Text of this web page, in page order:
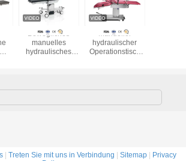
Bewegliches
manuelles
hydraulisches
großen Rädern
Manueller
hydraulischer
Operationstisch
| Treten Sie mit uns in Verbindung | Sitemap | Privacy